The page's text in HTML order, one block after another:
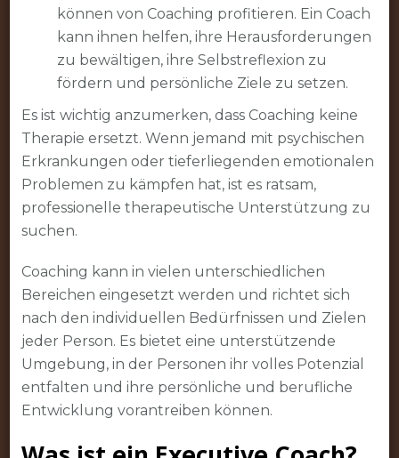
können von Coaching profitieren. Ein Coach
kann ihnen helfen, ihre Herausforderungen
zu bewältigen, ihre Selbstreflexion zu
fördern und persönliche Ziele zu setzen.
Es ist wichtig anzumerken, dass Coaching keine
Therapie ersetzt. Wenn jemand mit psychischen
Erkrankungen oder tieferliegenden emotionalen
Problemen zu kämpfen hat, ist es ratsam,
professionelle therapeutische Unterstützung zu
suchen.
Coaching kann in vielen unterschiedlichen
Bereichen eingesetzt werden und richtet sich
nach den individuellen Bedürfnissen und Zielen
jeder Person. Es bietet eine unterstützende
Umgebung, in der Personen ihr volles Potenzial
entfalten und ihre persönliche und berufliche
Entwicklung vorantreiben können.